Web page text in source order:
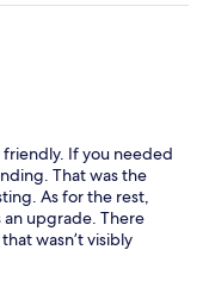
friendly. If you needed
That was the
As for the rest,
upgrade. There
wasn’t visibly